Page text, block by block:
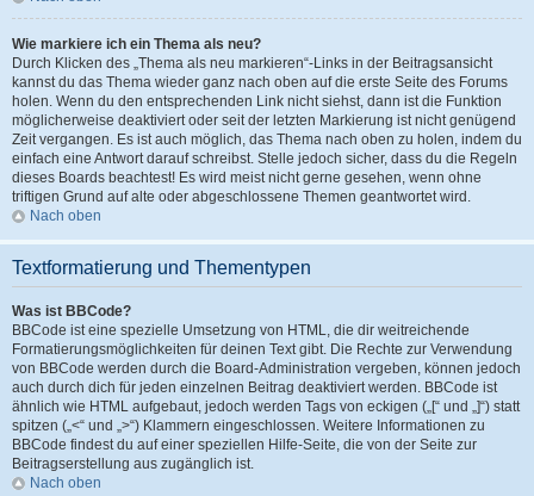
Wie markiere ich ein Thema als neu?
Durch Klicken des „Thema als neu markieren“-Links in der Beitragsansicht
kannst du das Thema wieder ganz nach oben auf die erste Seite des Forums
holen. Wenn du den entsprechenden Link nicht siehst, dann ist die Funktion
möglicherweise deaktiviert oder seit der letzten Markierung ist nicht genügend
Zeit vergangen. Es ist auch möglich, das Thema nach oben zu holen, indem du
einfach eine Antwort darauf schreibst. Stelle jedoch sicher, dass du die Regeln
dieses Boards beachtest! Es wird meist nicht gerne gesehen, wenn ohne
triftigen Grund auf alte oder abgeschlossene Themen geantwortet wird.
Nach oben
Textformatierung und Thementypen
Was ist BBCode?
BBCode ist eine spezielle Umsetzung von HTML, die dir weitreichende
Formatierungsmöglichkeiten für deinen Text gibt. Die Rechte zur Verwendung
von BBCode werden durch die Board-Administration vergeben, können jedoch
auch durch dich für jeden einzelnen Beitrag deaktiviert werden. BBCode ist
ähnlich wie HTML aufgebaut, jedoch werden Tags von eckigen („[“ und „]“) statt
spitzen („<“ und „>“) Klammern eingeschlossen. Weitere Informationen zu
BBCode findest du auf einer speziellen Hilfe-Seite, die von der Seite zur
Beitragserstellung aus zugänglich ist.
Nach oben